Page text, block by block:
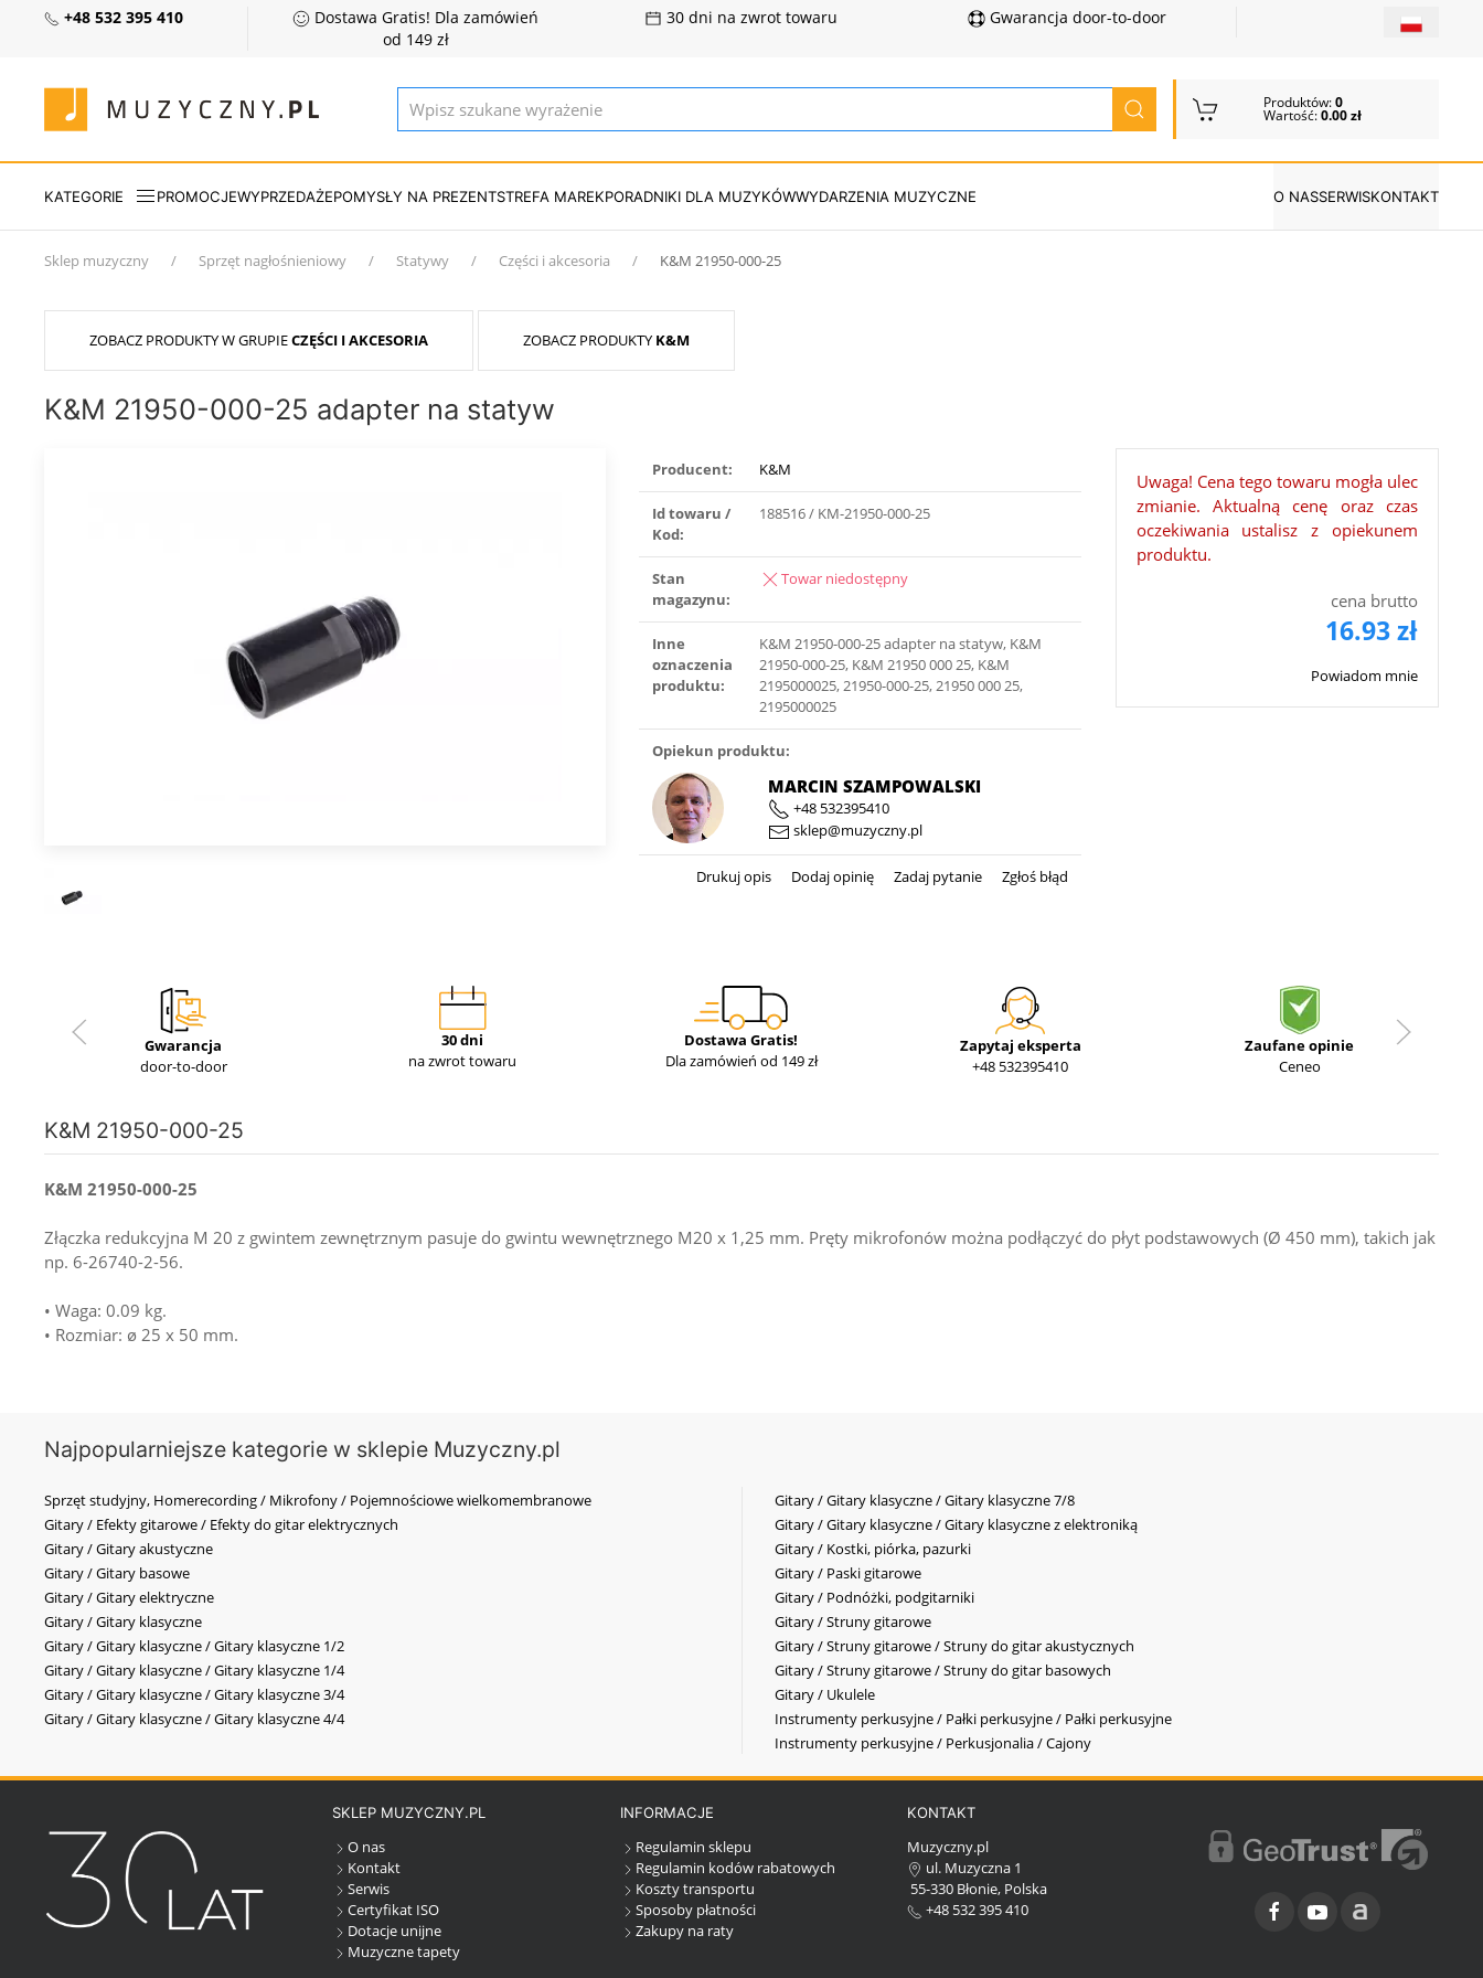
+48 532 395 410
Dostawa Gratis! Dla zamówień
od 149 zł
30 dni na zwrot towaru Gwarancja door-to-door
Produktów:0
Wartość:0.00 zł
KATEGORIE PROMOCJEWYPRZEDAŻEPOMYSŁY NA PREZENTSTREFA MAREKPORADNIKI DLA MUZYKÓWWYDARZENIA MUZYCZNE O NASSERWISKONTAKT
Sklep muzyczny Sprzęt nagłośnieniowy Statywy Części i akcesoria K&M 21950-000-25
ZOBACZ PRODUKTY W GRUPIECZĘŚCI I AKCESORIA ZOBACZ PRODUKTY K&M
K&M 21950-000-25 adapter na statyw
Producent: K&M
Id towaru /
Kod:
188516 / KM-21950-000-25
Stan
magazynu:
Towar niedostępny
Inne
oznaczenia
produktu:
K&M 21950-000-25 adapter na statyw, K&M
21950-000-25, K&M 21950 000 25, K&M
2195000025, 21950-000-25, 21950 000 25,
2195000025
Opiekun produktu:
MARCIN SZAMPOWALSKI
+48 532395410
sklep@muzyczny.pl
Drukuj opis Dodaj opinię Zadaj pytanie Zgłoś błąd
Uwaga! Cena tego towaru mogła ulec
zmianie. Aktualną cenę oraz czas
oczekiwania ustalisz z opiekunem
produktu.
cena brutto
16.93 zł
Powiadom mnie
Gwarancja
door-to-door
30 dni
na zwrot towaru
Dostawa Gratis!
Dla zamówień od 149 zł
Zapytaj eksperta
+48 532395410
Zaufane opinie
Ceneo
K&M 21950-000-25
K&M 21950-000-25
Złączka redukcyjna M 20 z gwintem zewnętrznym pasuje do gwintu wewnętrznego M20 x 1,25 mm. Pręty mikrofonów można podłączyć do płyt podstawowych (Ø 450 mm), takich jak
np. 6-26740-2-56.
• Waga: 0.09 kg.
• Rozmiar: ø 25 x 50 mm.
Najpopularniejsze kategorie w sklepie Muzyczny.pl
Sprzęt studyjny, Homerecording / Mikrofony / Pojemnościowe wielkomembranowe
Gitary / Efekty gitarowe / Efekty do gitar elektrycznych
Gitary / Gitary akustyczne
Gitary / Gitary basowe
Gitary / Gitary elektryczne
Gitary / Gitary klasyczne
Gitary / Gitary klasyczne / Gitary klasyczne 1/2
Gitary / Gitary klasyczne / Gitary klasyczne 1/4
Gitary / Gitary klasyczne / Gitary klasyczne 3/4
Gitary / Gitary klasyczne / Gitary klasyczne 4/4
Gitary / Gitary klasyczne / Gitary klasyczne 7/8
Gitary / Gitary klasyczne / Gitary klasyczne z elektroniką
Gitary / Kostki, piórka, pazurki
Gitary / Paski gitarowe
Gitary / Podnóżki, podgitarniki
Gitary / Struny gitarowe
Gitary / Struny gitarowe / Struny do gitar akustycznych
Gitary / Struny gitarowe / Struny do gitar basowych
Gitary / Ukulele
Instrumenty perkusyjne / Pałki perkusyjne / Pałki perkusyjne
Instrumenty perkusyjne / Perkusjonalia / Cajony
SKLEP MUZYCZNY.PL
O nas
Kontakt
Serwis
Certyfikat ISO
Dotacje unijne
Muzyczne tapety
INFORMACJE
Regulamin sklepu
Regulamin kodów rabatowych
Koszty transportu
Sposoby płatności
Zakupy na raty
KONTAKT
Muzyczny.pl
ul. Muzyczna 1
55-330 Błonie, Polska
+48 532 395 410